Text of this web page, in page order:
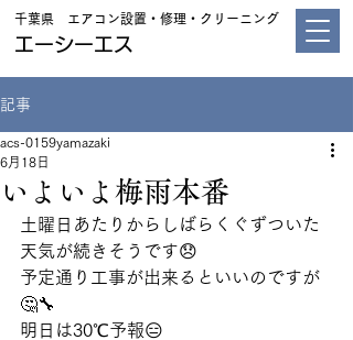
千葉県 エアコン設置・修理・クリーニング
エーシーエス
記事
いよいよ梅雨本番
acs-0159yamazaki
6月18日
土曜日あたりからしばらくぐずついた
天気が続きそうです😞
予定通り工事が出来るといいのですが
🤔🔧
明日は30℃予報😑